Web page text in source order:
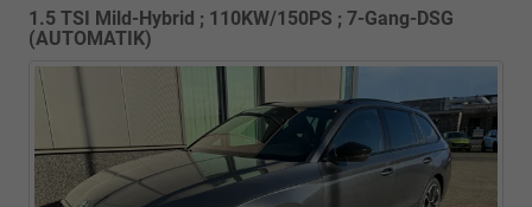
1.5 TSI Mild-Hybrid ; 110KW/150PS ; 7-Gang-DSG
(AUTOMATIK)